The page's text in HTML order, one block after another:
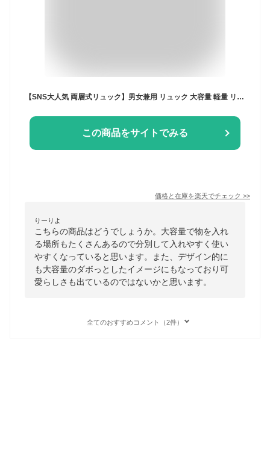
【SNS大人気 両層式リュック】男女兼用 リュック 大容量 軽量 リュックサック レディース メンズ 女子 通学 おしゃれ 韓国 柔らかい バックパック 通勤バッグ 弁当 多機能 多収納 シンプル 鞄 高見え 可愛い 2way 人気 旅行リュック 黒 高校生 大学生 中学生リュック 撥水
この商品をサイトでみる
価格と在庫を楽天でチェック >>
りーりよ
こちらの商品はどうでしょうか。大容量で物を入れ
る場所もたくさんあるので分別して入れやすく使い
やすくなっていると思います。また、デザイン的に
も大容量のダボっとしたイメージにもなっており可
愛らしさも出ているのではないかと思います。
全てのおすすめコメント（2件）